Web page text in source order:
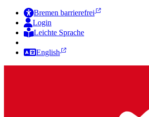
Bremen barrierefrei
Login
Leichte Sprache
English